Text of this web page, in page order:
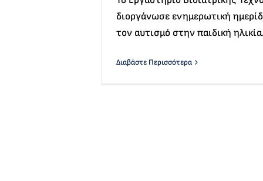
διοργάνωσε ενημερωτική
τον αυτισμό στην παιδική ηλικία.
Διαβάστε Περισσότερα